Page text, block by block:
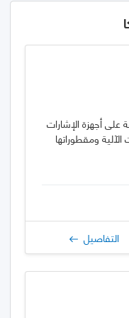
على أجهزة الإشارات
ومقطوراتها
التفاصيل